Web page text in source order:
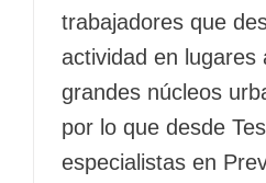
trabajadores que
actividad en lugares
grandes núcleos
por lo que desde
especialistas en